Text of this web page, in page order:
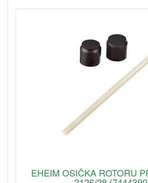
EHEIM OSIČKA ROTORU